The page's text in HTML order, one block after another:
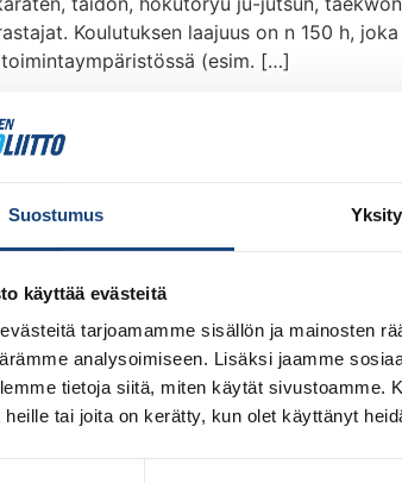
Suostumus
käyttää evästeitä
tarjoamamme sisällön ja mainosten
analysoimiseen. Lisäksi jaamme
tietoja siitä, miten käytät sivustoamme.
heille tai joita on kerätty, kun olet käyttänyt
Koulutuksen laajuus on n 150 h,
(esim. […]
1-tason valmentaja-